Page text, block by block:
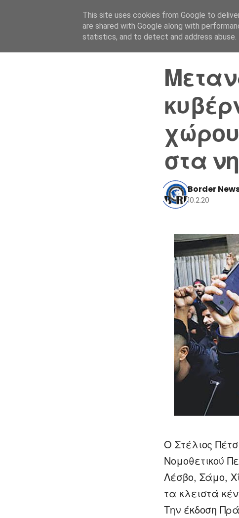
στα
Border
10.2.20
Ο Στέλιος
Νομοθετικού
Λέσβο, Σάμο,
τα κλειστά
Την έκδοση
This site uses cookies from Google to
are shared with Google along with
statistics, and to detect and address abuse.